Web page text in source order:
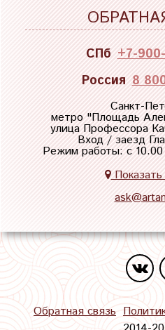
СПб +7-
Россия 8
Санкт-
метро "Площадь
улица Профессора
Вход / заезд
Режим работы: с
Показать
Обратная связь